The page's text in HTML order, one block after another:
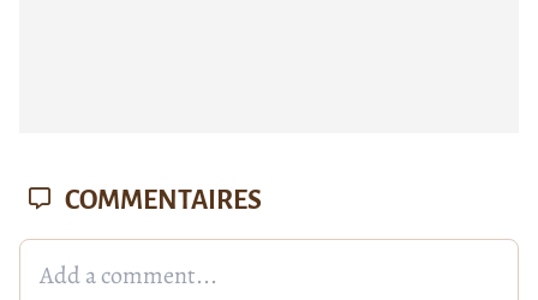
COMMENTAIRES